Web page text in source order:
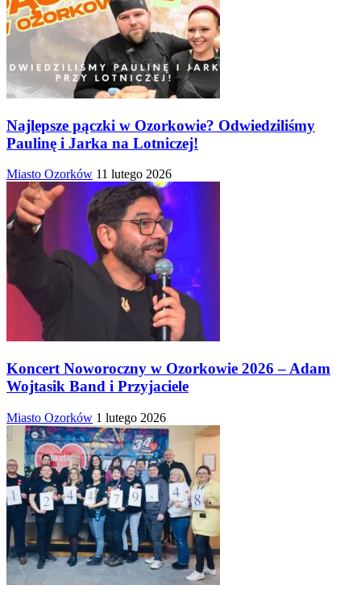
Najlepsze pączki w Ozorkowie? Odwiedziliśmy
Paulinę i Jarka na Lotniczej!
Miasto Ozorków 11 lutego 2026
Koncert Noworoczny w Ozorkowie 2026 – Adam
Wojtasik Band i Przyjaciele
Miasto Ozorków 1 lutego 2026